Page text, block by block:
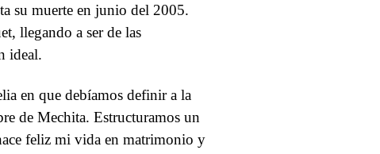
su muerte en junio del 2005.
llegando a ser de las
ideal.
en que debíamos definir a la
de Mechita. Estructuramos un
feliz mi vida en matrimonio y